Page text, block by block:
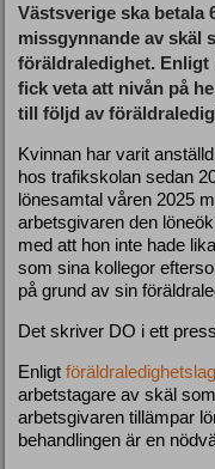
Västsverige ska betala
missgynnande av skäl
föräldraledighet. Enligt
fick veta att nivån på
till följd av
Kvinnan har varit
hos trafikskolan sedan
lönesamtal våren 2025
arbetsgivaren den
med att hon inte hade
som sina kollegor
på grund av sin
Det skriver DO i ett
Enligt
arbetstagare av skäl
arbetsgivaren tillämpar
behandlingen är en